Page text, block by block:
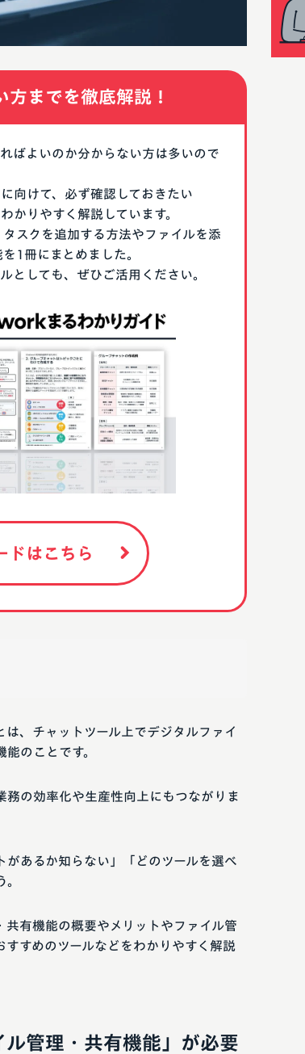
までを徹底解説！
ばよいのか分からない方は多いので
向けて、必ず確認しておきたい
りやすく解説しています。
スクを追加する方法やファイルを添
1冊にまとめました。
しても、ぜひご活用ください。
ドはこちら
、チャットツール上でデジタルファイ
のことです。
の効率化や生産性向上にもつながりま
あるか知らない」「どのツールを選べ
有機能の概要やメリットやファイル管
すめのツールなどをわかりやすく解説
管理・共有機能」が必要